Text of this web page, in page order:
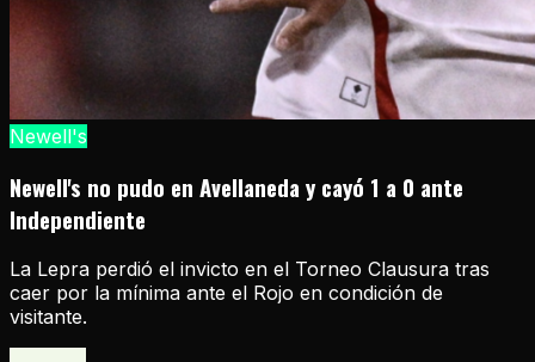
Newell's
Newell's no pudo en Avellaneda y cayó 1 a 0 ante
Independiente
La Lepra perdió el invicto en el Torneo Clausura tras
caer por la mínima ante el Rojo en condición de
visitante.